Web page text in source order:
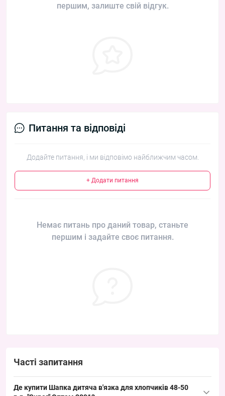
першим, залиште свій відгук.
Питання та відповіді
Додайте питання, і ми відповімо найближчим часом.
+ Додати питання
Немає питань про даний товар, станьте
першим і задайте своє питання.
Часті запитання
Де купити Шапка дитяча в'язка для хлопчиків 48-50